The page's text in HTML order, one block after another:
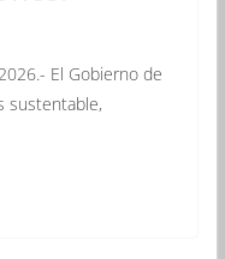
El Gobierno de
sustentable,